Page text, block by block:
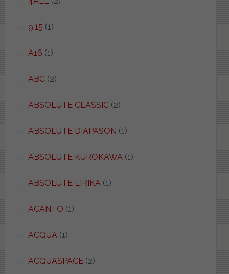
9.15 (1)
A16 (1)
ABC(2)
ABSOLUTE CLASSIC(2)
ABSOLUTE DIAPASON (1)
ABSOLUTE KUROKAWA(1)
ABSOLUTE LIRIKA(1)
ACANTO (1)
ACQUA(1)
ACQUASPACE(2)